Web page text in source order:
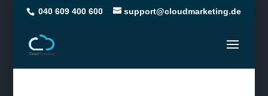
040 609 400 600 support@cloudmarketing.de